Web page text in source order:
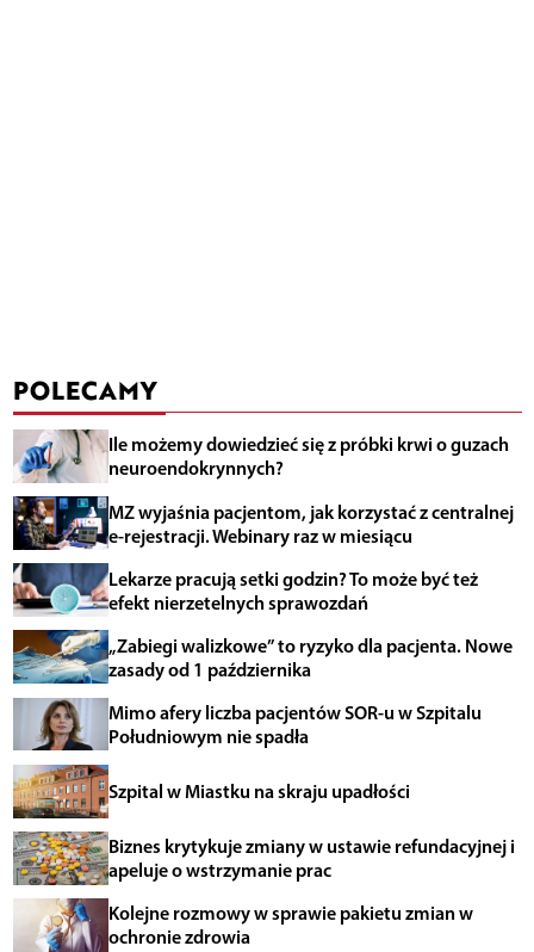
POLECAMY
Ile możemy dowiedzieć się z próbki krwi o guzach
neuroendokrynnych?
MZ wyjaśnia pacjentom, jak korzystać z centralnej
e-rejestracji. Webinary raz w miesiącu
Lekarze pracują setki godzin? To może być też
efekt nierzetelnych sprawozdań
„Zabiegi walizkowe” to ryzyko dla pacjenta. Nowe
zasady od 1 października
Mimo afery liczba pacjentów SOR-u w Szpitalu
Południowym nie spadła
Szpital w Miastku na skraju upadłości
Biznes krytykuje zmiany w ustawie refundacyjnej i
apeluje o wstrzymanie prac
Kolejne rozmowy w sprawie pakietu zmian w
ochronie zdrowia